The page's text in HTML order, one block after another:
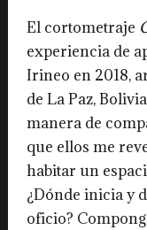
El cortometraje
experiencia de
Irineo en 2018,
de La Paz,
manera de
que ellos me
habitar un
¿Dónde inicia y
oficio?